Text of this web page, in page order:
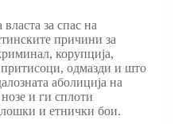
за спас на
причини за
корупција,
одмазди и што
аболиција на
и ги сплоти
и етнички бои.